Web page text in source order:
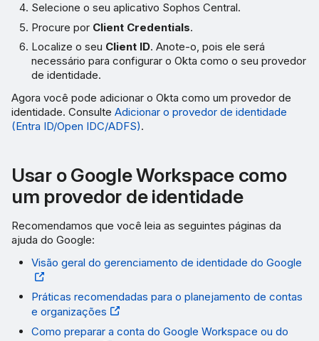
Selecione o seu aplicativo Sophos Central.
Procure por Client Credentials.
Localize o seu Client ID. Anote-o, pois ele será
necessário para configurar o Okta como o seu provedor
de identidade.
Agora você pode adicionar o Okta como um provedor de
identidade. Consulte Adicionar o provedor de identidade
(Entra ID/Open IDC/ADFS).
Usar o Google Workspace como
um provedor de identidade
Recomendamos que você leia as seguintes páginas da
ajuda do Google:
Visão geral do gerenciamento de identidade do Google
Práticas recomendadas para o planejamento de contas
e organizações
Como preparar a conta do Google Workspace ou do